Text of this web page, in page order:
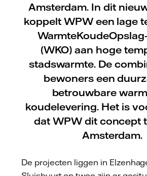
Amsterdam. In dit
koppelt WPW een lage
(WKO) aan hoge
stadswarmte. De
bewoners een
betrouwbare
koudelevering. Het is
dat WPW dit concept
Amsterdam.
De projecten liggen in